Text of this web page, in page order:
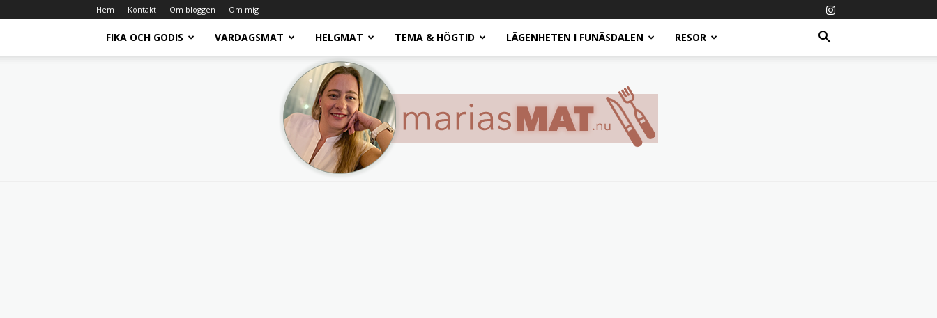
Hem Kontakt Om bloggen Om mig
FIKA OCH GODIS VARDAGSMAT HELGMAT TEMA & HÖGTID LÄGENHETEN I FUNÄSDALEN RESOR